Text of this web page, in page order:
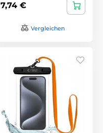
7,74 €
Vergleichen